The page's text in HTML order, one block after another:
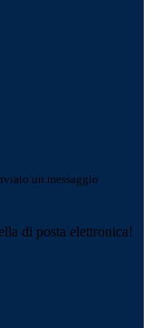
un messaggio
di posta elettronica!